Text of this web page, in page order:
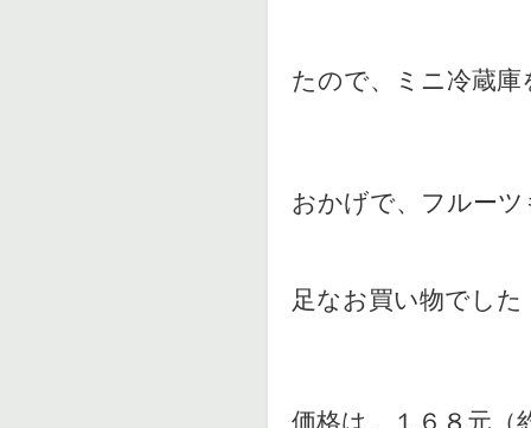
たので、ミニ冷蔵
おかげで、フルー
足なお買い物でした
価格は、１６８元（